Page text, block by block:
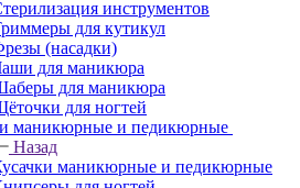
инструментов
для кутикул
(насадки)
для маникюра
для маникюра
для ногтей
маникюрные и педикюрные
Назад
маникюрные и педикюрные